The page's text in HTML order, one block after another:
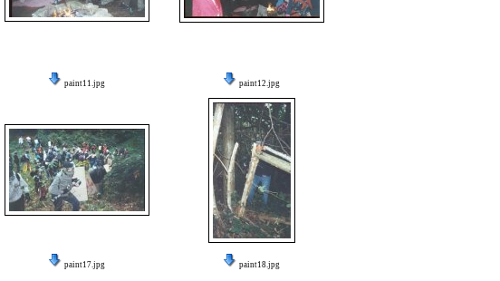
paint11.jpg paint12.jpg
paint17.jpg paint18.jpg